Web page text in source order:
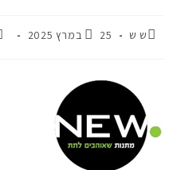
ש ש 25 במרץ 2025